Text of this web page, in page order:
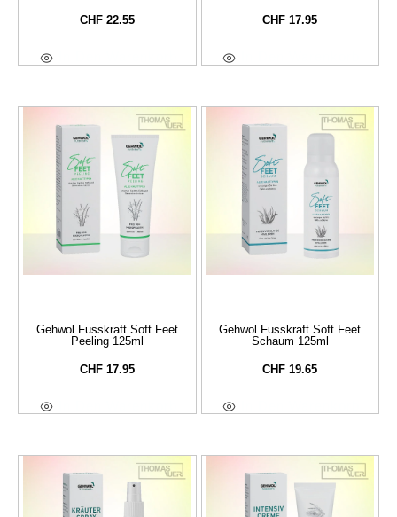
CHF22.55 CHF 17.95
Gehwol Fusskraft Soft Feet
Peeling 125ml
CHF17.95
Gehwol Fusskraft Soft Feet
Schaum 125ml
CHF 19.65